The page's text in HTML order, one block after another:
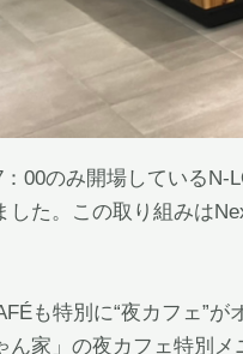
00のみ開場している
した。この取り組みは
も特別に“夜カフェ”
ん家」の夜カフェ特別